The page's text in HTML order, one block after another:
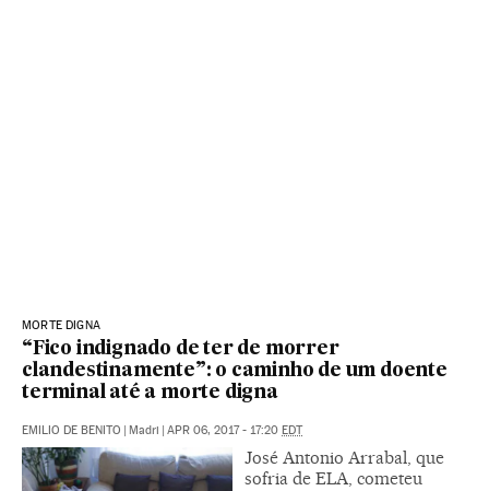
MORTE DIGNA
“Fico indignado de ter de morrer
clandestinamente”: o caminho de um doente
terminal até a morte digna
EMILIO DE BENITO | Madri | APR 06, 2017 - 17:20 EDT
José Antonio Arrabal, que
sofria de ELA, cometeu